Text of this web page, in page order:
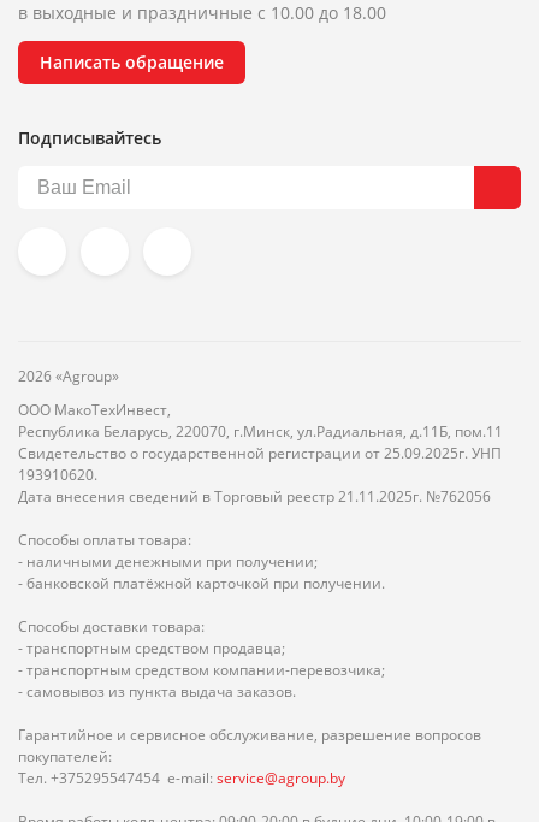
в выходные и праздничные с 10.00 до 18.00
Написать обращение
Подписывайтесь
2026 «Agroup»
ООО МакоТехИнвест,
Республика Беларусь, 220070, г.Минск, ул.Радиальная, д.11Б, пом.11
Свидетельство о государственной регистрации от 25.09.2025г. УНП
193910620.
Дата внесения сведений в Торговый реестр 21.11.2025г. №762056
Способы оплаты товара:
- наличными денежными при получении;
- банковской платёжной карточкой при получении.
Способы доставки товара:
- транспортным средством продавца;
- транспортным средством компании-перевозчика;
- самовывоз из пункта выдача заказов.
Гарантийное и сервисное обслуживание, разрешение вопросов
покупателей:
Тел. +375295547454 e-mail: service@agroup.by